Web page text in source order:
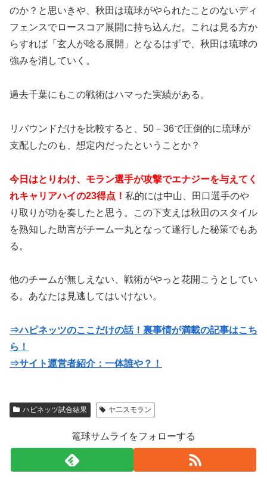
のか？と思いきや、秋田は琉球がやられたことのないディ
フェンスでロースコア展開に持ち込んだ。これは見る方か
らすれば「玄人が唸る展開」となるはずで、秋田は琉球の
強みを消していく。
過去千葉にもこの戦術はハマった実績がある。
リバウンドだけを比較すると、50－36で圧倒的に琉球が
支配したのも、想定内だったということか？
今日はとりわけ、モラン選手が攻撃でエナジーを与えてく
れキャリアハイの23得点！ 私的には中山、田口選手のや
り取りが功を奏したと思う。この下支えは秋田のスタイル
を熟知した助言がチーム一丸となって遂行した秘策でもあ
る。
他のチームが無しえない、戦術がやっと花開こうとしてい
る。あなたは見逃してはいけない。
⇒ハピネッツのここだけの話！裏事情が満載の記事はこち
ら！
⇒サイト運営者紹介：一体誰や？！
ハピネッツ試合結果 ヤ二スモラン
篭球サムライをフォローする